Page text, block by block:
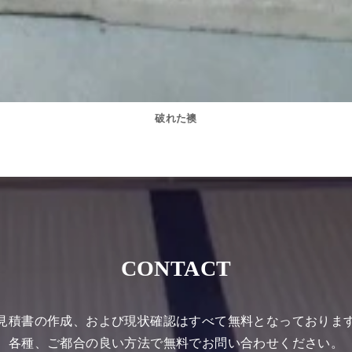
破れた襖
CONTACT
積書の作成、および現状確認はすべて無料となっておりま
各種、ご都合の良い方法で無料でお問い合わせください。